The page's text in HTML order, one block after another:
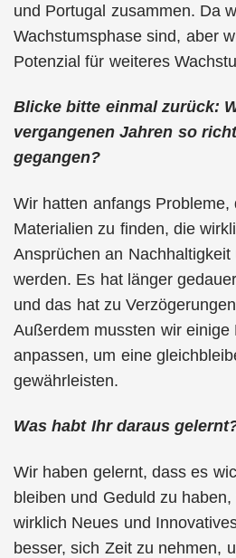
und Portugal zusammen. Da
Wachstumsphase sind, aber
Potenzial für weiteres
Blicke bitte einmal zurück:
vergangenen Jahren so
gegangen?
Wir hatten anfangs Probleme,
Materialien zu finden, die
Ansprüchen an
werden. Es hat länger
und das hat zu
Außerdem mussten wir einige
anpassen, um eine
gewährleisten.
Was habt Ihr daraus
Wir haben gelernt, dass es
bleiben und Geduld zu
wirklich Neues und
besser, sich Zeit zu nehmen,